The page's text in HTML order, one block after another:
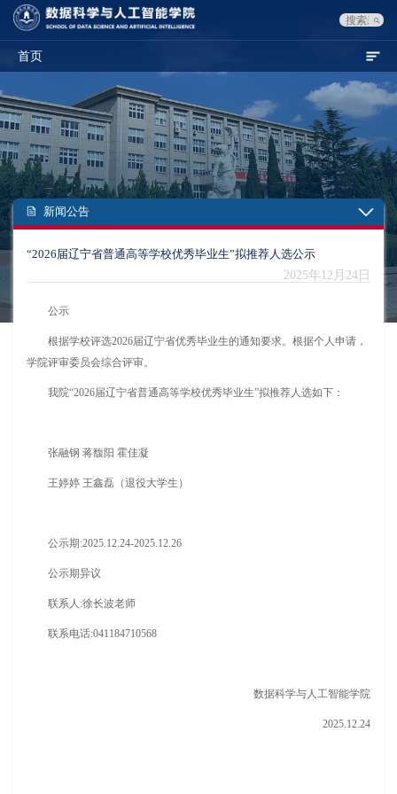
首页
新闻公告
“2026届辽宁省普通高等学校优秀毕业生”拟推荐人选公示
2025年12月24日
公示
根据学校评选2026届辽宁省优秀毕业生的通知要求。根据个人申请，
学院评审委员会综合评审。
我院“2026届辽宁省普通高等学校优秀毕业生”拟推荐人选如下：
张融钢 蒋馥阳 霍佳凝
王婷婷 王鑫磊（退役大学生）
公示期:2025.12.24-2025.12.26
公示期异议
联系人:徐长波老师
联系电话:041184710568
数据科学与人工智能学院
2025.12.24